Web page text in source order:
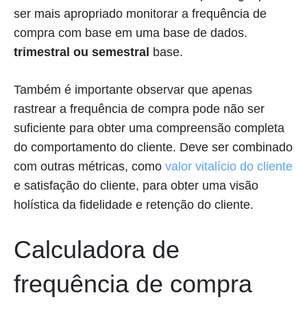
ser mais apropriado monitorar a frequência de
compra com base em uma base de dados.
trimestral ou semestral base.
Também é importante observar que apenas
rastrear a frequência de compra pode não ser
suficiente para obter uma compreensão completa
do comportamento do cliente. Deve ser combinado
com outras métricas, como valor vitalício do cliente
e satisfação do cliente, para obter uma visão
holística da fidelidade e retenção do cliente.
Calculadora de
frequência de compra